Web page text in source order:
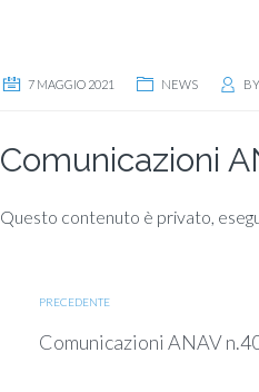
7 MAGGIO 2021 NEWS BY
Comunicazioni
Questo contenuto è privato,
PRECEDENTE
Comunicazioni ANAV